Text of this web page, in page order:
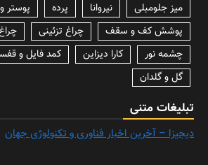
میز جلومبلی
نیروانا پرده
پوستر
پوشش کف و سقف
چراغ تزئینی
چشمه نور
کارا دیزاین
کمد فایل و
گل و گلدان
تبلیغات متنی
دیجیزا – آخرین اخبار فناوری و تکنولوژی جهان